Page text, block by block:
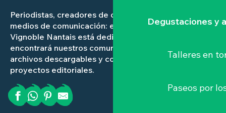
Degustaciones y
Talleres en
Paseos por
Periodistas, creadores de contenidos, socios de los
medios de comunicación: esta zona de prensa
Vignoble Nantais está dedicada a ustedes. Aquí
encontrará nuestros comunicados de prensa,
archivos descargables y contactos útiles para sus
proyectos editoriales.